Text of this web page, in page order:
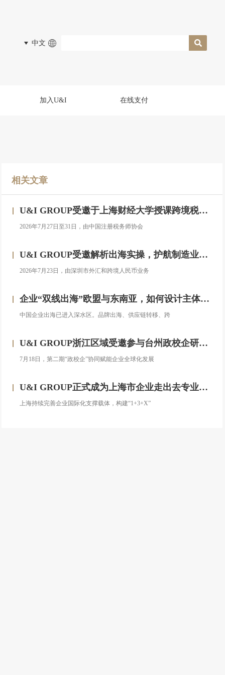
中文
加入U&I 在线支付
相关文章
U&I GROUP受邀于上海财经大学授课跨境税务合规与高净值人群财务税务服务专题研修班
2026年7月27日至31日，由中国注册税务师协会
U&I GROUP受邀解析出海实操，护航制造业企业汇率风险管理
2026年7月23日，由深圳市外汇和跨境人民币业务
企业“双线出海”欧盟与东南亚，如何设计主体架构？——对话汇智集团
中国企业出海已进入深水区。品牌出海、供应链转移、跨
U&I GROUP浙江区域受邀参与台州政校企研修班，助力浙企搭建跨境投资合规框架
7月18日，第二期“政校企”协同赋能企业全球化发展
U&I GROUP正式成为上海市企业走出去专业服务联盟成员
上海持续完善企业国际化支撑载体，构建“1+3+X”